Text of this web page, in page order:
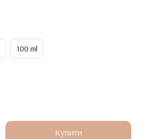
100 ml
Купити